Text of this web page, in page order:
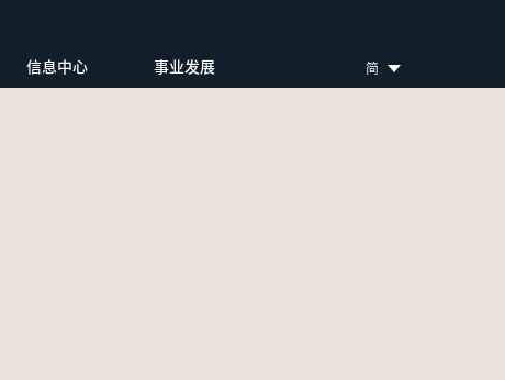
信息中心 事业发展 简